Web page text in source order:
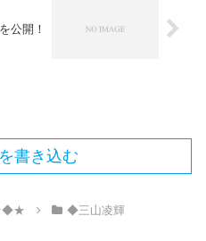
公開！
書き込む
◆三山凌輝